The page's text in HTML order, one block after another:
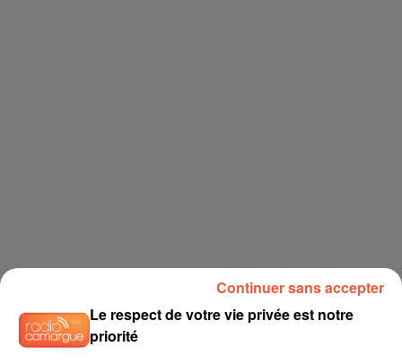
Le respect de votre vie privée est notre
priorité
Continuer sans accepter